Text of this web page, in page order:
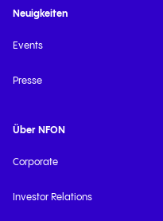
Neuigkeiten
Events
Presse
Über NFON
Corporate
Investor Relations